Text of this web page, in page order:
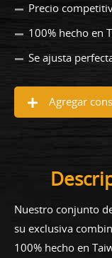
Precio
100% hecho en
Se ajusta
Agregar
Nuestro conjunto
su exclusiva
100% hecho en